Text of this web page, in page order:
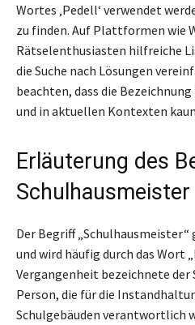
Wortes ‚Pedell‘ verwendet
zu finden. Auf Plattformen wie
Rätselenthusiasten hilfreiche
die Suche nach Lösungen
beachten, dass die
und in aktuellen Kontexten
Erläuterung des
Schulhausmeister
Der Begriff
und wird häufig durch das Wort
Vergangenheit bezeichnete der
Person, die für die
Schulgebäuden verantwortlich